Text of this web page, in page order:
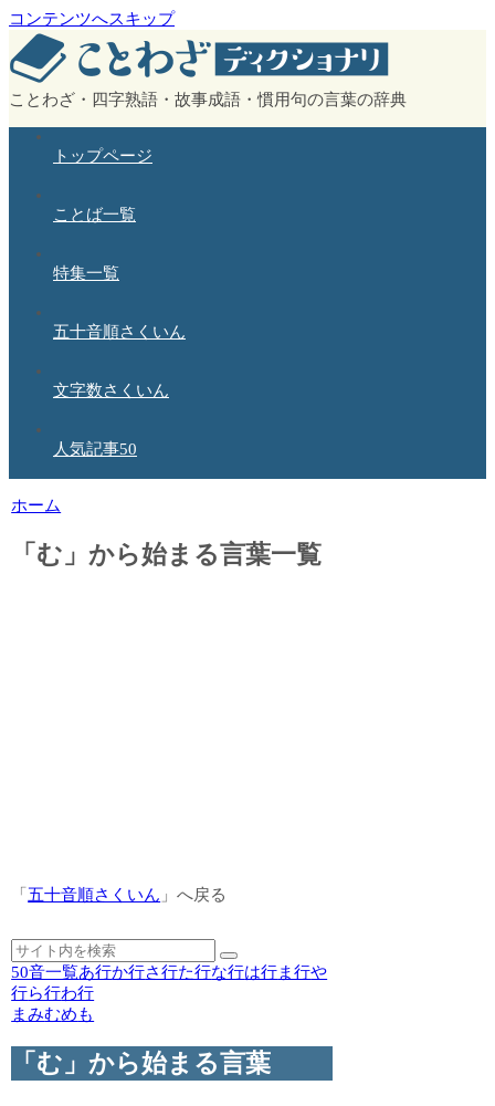
コンテンツへスキップ
ことわざ・四字熟語・故事成語・慣用句の言葉の辞典
トップページ
ことば一覧
特集一覧
五十音順さくいん
文字数さくいん
人気記事50
ホーム
「む」から始まる言葉一覧
「五十音順さくいん 」へ戻る
50音一覧あ行か行さ行た行な行は行ま行や
行ら行わ行
まみむめも
「む」から始まる言葉